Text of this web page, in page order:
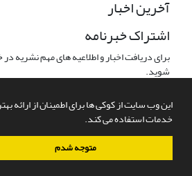
این وب سایت از کوکی ها برای اطمینان از ارائه
خدمات استفاده می کند.
متوجه شدم
آخرین اخبار
اشتراک خبرنامه
برای دریافت اخبار و اطلاعیه های مهم نشریه
شوید.
سامانه مدیریت نشریات علمی.طراحی و پیاده